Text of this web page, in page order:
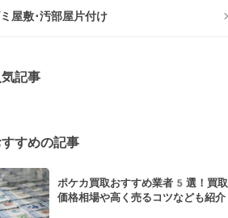
屋敷･汚部屋片付け
記事
すめの記事
ポケカ買取おすすめ業者5選！買取
価格相場や高く売るコツなども紹介